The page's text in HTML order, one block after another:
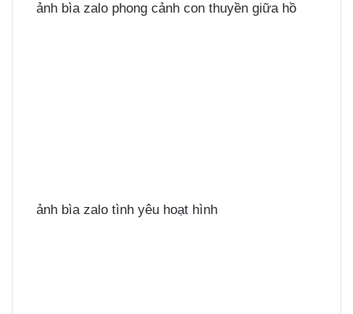
ảnh bìa zalo phong cảnh con thuyền giữa hồ
ảnh bìa zalo tình yêu hoạt hình